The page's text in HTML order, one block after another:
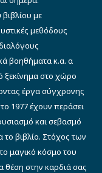
με
μεθόδους
βοηθήματα κ.α. α
ξεκίνημα στο χώρο
έργα σύγχρονης
1977 έχουν περάσει
και σεβασμό
το βιβλίο. Στόχος των
μαγικό κόσμο του
θέση στην καρδιά σας